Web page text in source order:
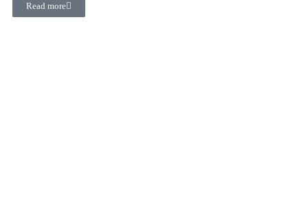
Read more